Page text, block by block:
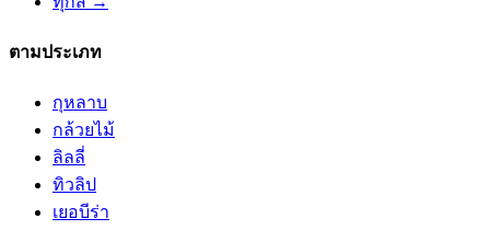
ตามประเภท
กุหลาบ
กล้วยไม้
ลิลลี่
ทิวลิป
เยอบีร่า